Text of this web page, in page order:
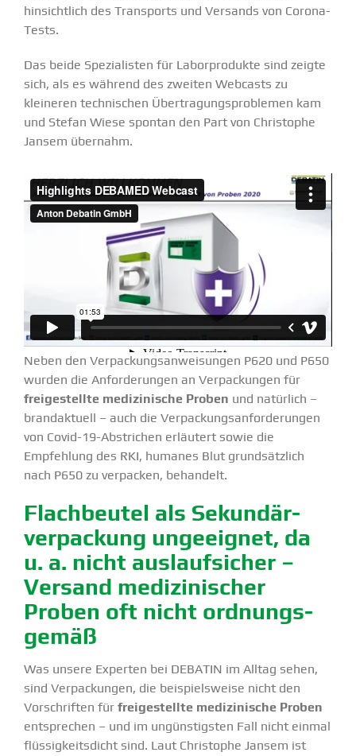
hinsichtlich des Trans­ports und Versands von Corona-
Tests.
Das beide Spezia­listen für Labor­pro­dukte sind zeigte
sich, als es während des zweiten Webcasts zu
kleineren techni­schen Übertra­gungs­pro­blemen kam
und Stefan Wiese spontan den Part von Chris­tophe
Jansem übernahm.
Neben den Verpa­ckungs­an­wei­sungen P620 und P650
wurden die Anfor­de­rungen an Verpa­ckungen für
freige­stellte medizi­nische Proben und natürlich –
brand­ak­tuell – auch die Verpa­ckungs­an­for­de­rungen
von Covid-19-Abstrichen erläutert sowie die
Empfehlung des RKI, humanes Blut grund­sätzlich
nach P650 zu verpacken, behandelt.
Flach­beutel als Sekun­där­
ver­pa­ckung ungeeignet, da
u. a. nicht auslauf­sicher –
Versand medizi­ni­scher
Proben oft nicht ordnungs­
gemäß
Was unsere Experten bei DEBATIN im Alltag sehen,
sind Verpa­ckungen, die beispiels­weise nicht den
Vorschriften für freige­stellte medizi­nische Proben
entsprechen – und im ungüns­tigsten Fall nicht einmal
flüssig­keits­dicht sind. Laut Chris­tophe Jansem ist